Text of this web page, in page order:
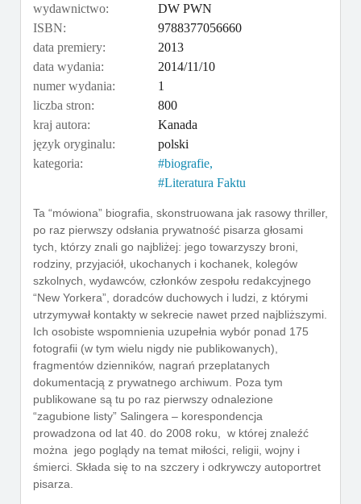
wydawnictwo:
DW PWN
ISBN:
9788377056660
data premiery:
2013
data wydania:
2014/11/10
numer wydania:
1
liczba stron:
800
kraj autora:
Kanada
język oryginalu:
polski
kategoria:
biografie
Literatura Faktu
Ta “mówiona” biografia, skonstruowana jak rasowy thriller,
po raz pierwszy odsłania prywatność pisarza głosami
tych, którzy znali go najbliżej: jego towarzyszy broni,
rodziny, przyjaciół, ukochanych i kochanek, kolegów
szkolnych, wydawców, członków zespołu redakcyjnego
“New Yorkera”, doradców duchowych i ludzi, z którymi
utrzymywał kontakty w sekrecie nawet przed najbliższymi.
Ich osobiste wspomnienia uzupełnia wybór ponad 175
fotografii (w tym wielu nigdy nie publikowanych),
fragmentów dzienników, nagrań przeplatanych
dokumentacją z prywatnego archiwum. Poza tym
publikowane są tu po raz pierwszy odnalezione
“zagubione listy” Salingera – korespondencja
prowadzona od lat 40. do 2008 roku, w której znaleźć
można jego poglądy na temat miłości, religii, wojny i
śmierci. Składa się to na szczery i odkrywczy autoportret
pisarza.